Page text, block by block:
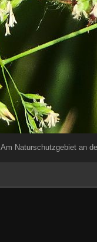
Am Naturschutzgebiet an